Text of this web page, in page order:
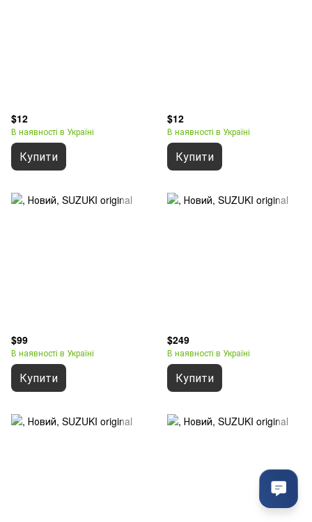
$12
В наявності в Україні
Купити
$12
В наявності в Україні
Купити
$99
В наявності в Україні
Купити
$249
В наявності в Україні
Купити